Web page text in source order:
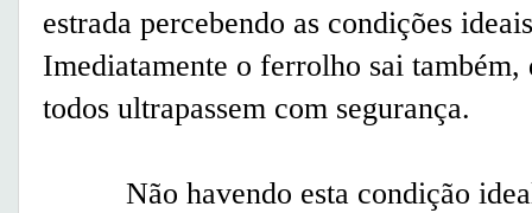
estrada percebendo as condições
Imediatamente o ferrolho sai também,
todos ultrapassem com segurança.
Não havendo esta condição